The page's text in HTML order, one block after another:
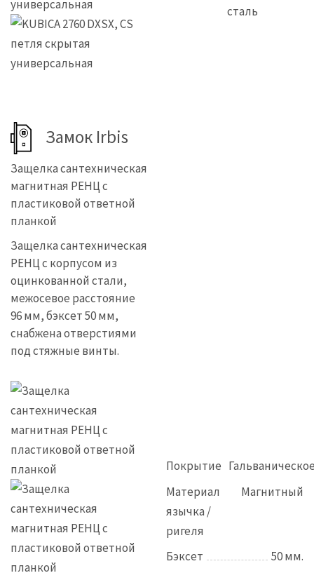
сталь
Замок Irbis
Защелка сантехническая
магнитная РЕНЦ с
пластиковой ответной
планкой
Защелка сантехническая
РЕНЦ с корпусом из
оцинкованной стали,
межосевое расстояние
96 мм, бэксет 50 мм,
снабжена отверстиями
под стяжные винты.
Покрытие
Материал
язычка /
ригеля
Магнитный
Бэксет 50 мм.